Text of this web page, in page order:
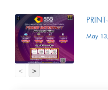
May
< >